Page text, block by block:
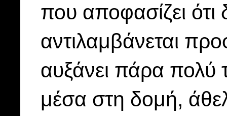
που αποφασίζει ότι
αντιλαμβάνεται
αυξάνει πάρα πολύ
μέσα στη δομή,